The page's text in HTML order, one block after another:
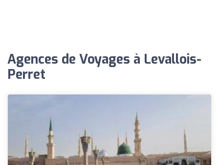
Agences de Voyages à Levallois-
Perret